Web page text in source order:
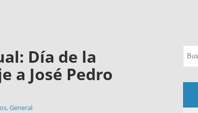
Día de la
a José Pedro
,General